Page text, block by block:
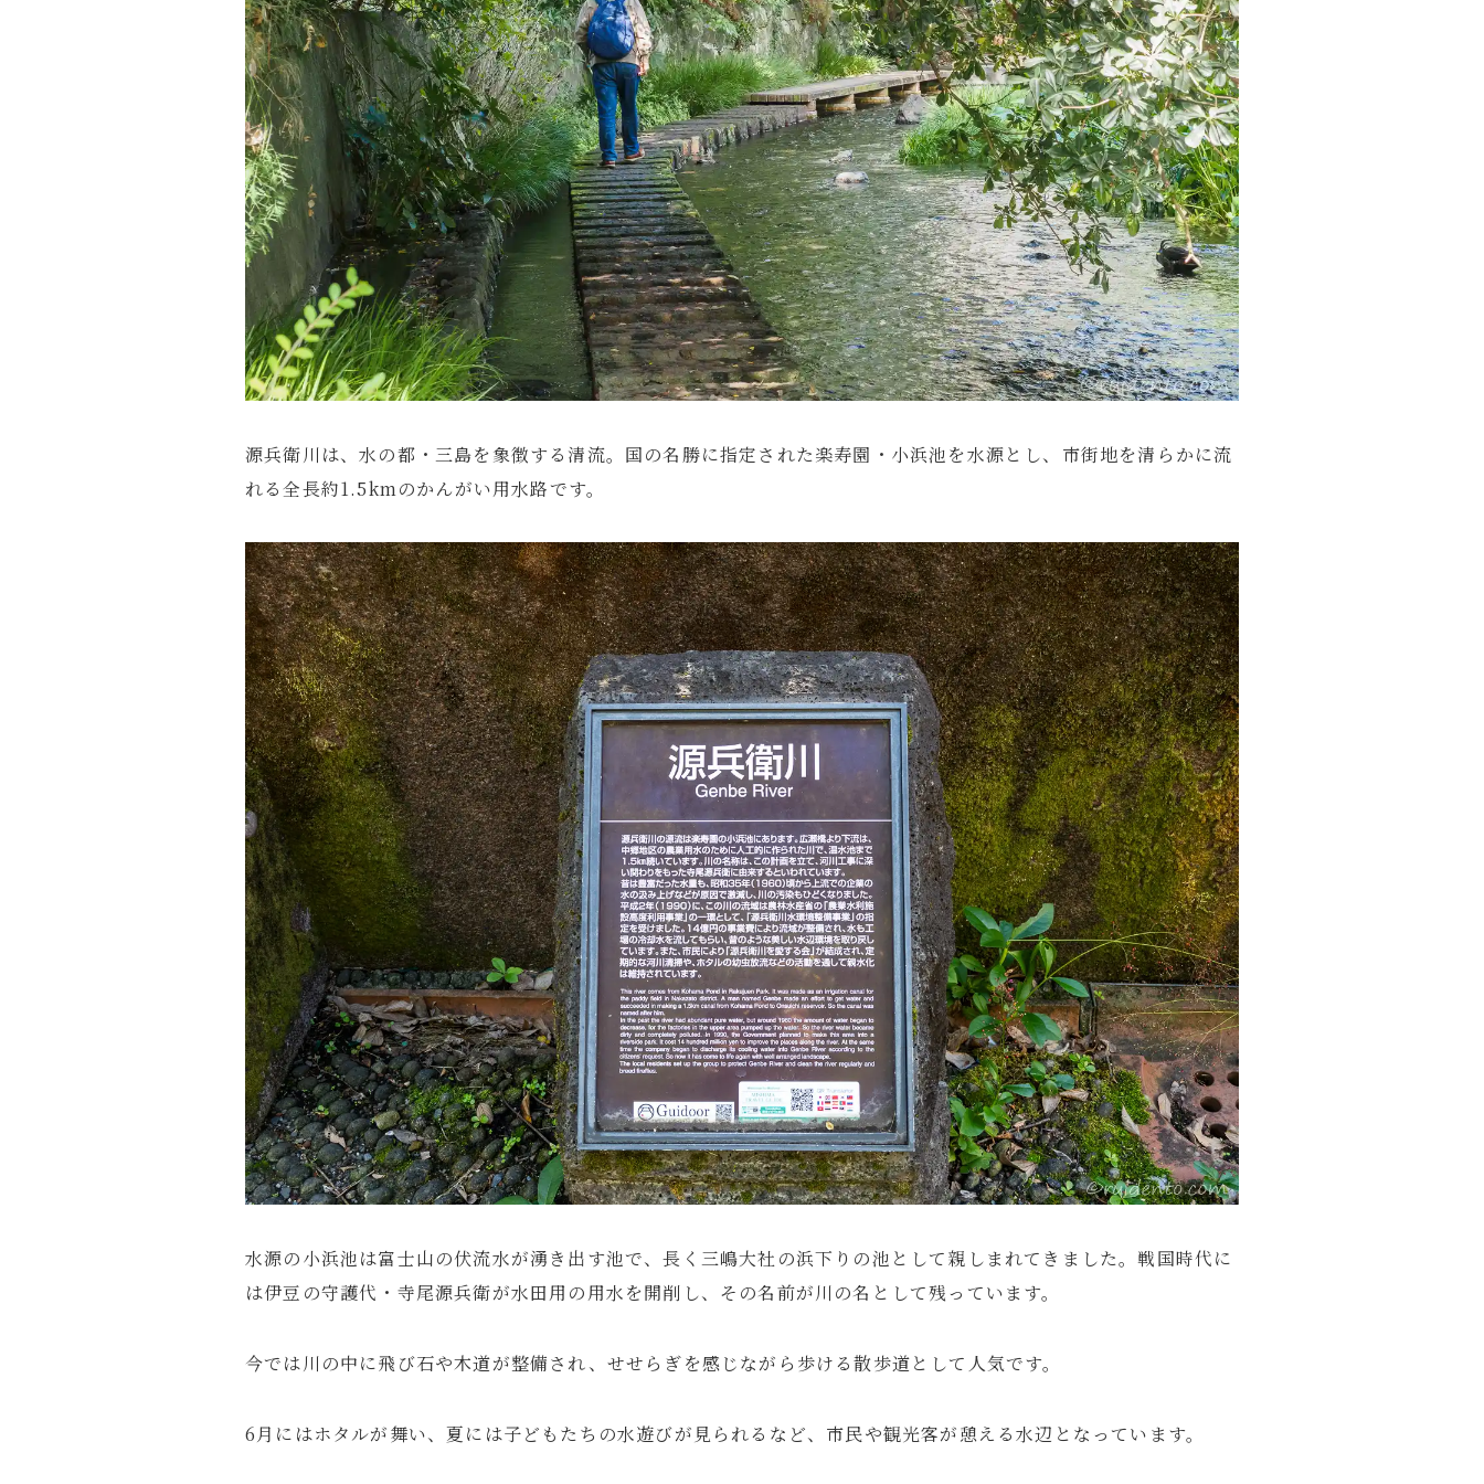
源兵衛川は、水の都・三島を象徴する清流。国の名勝に指定された楽寿園・小浜池を水源とし、市街地を清らかに流
れる全長約1.5kmのかんがい用水路です。
水源の小浜池は富士山の伏流水が湧き出す池で、長く三嶋大社の浜下りの池として親しまれてきました。戦国時代に
は伊豆の守護代・寺尾源兵衛が水田用の用水を開削し、その名前が川の名として残っています。
今では川の中に飛び石や木道が整備され、せせらぎを感じながら歩ける散歩道として人気です。
6月にはホタルが舞い、夏には子どもたちの水遊びが見られるなど、市民や観光客が憩える水辺となっています。